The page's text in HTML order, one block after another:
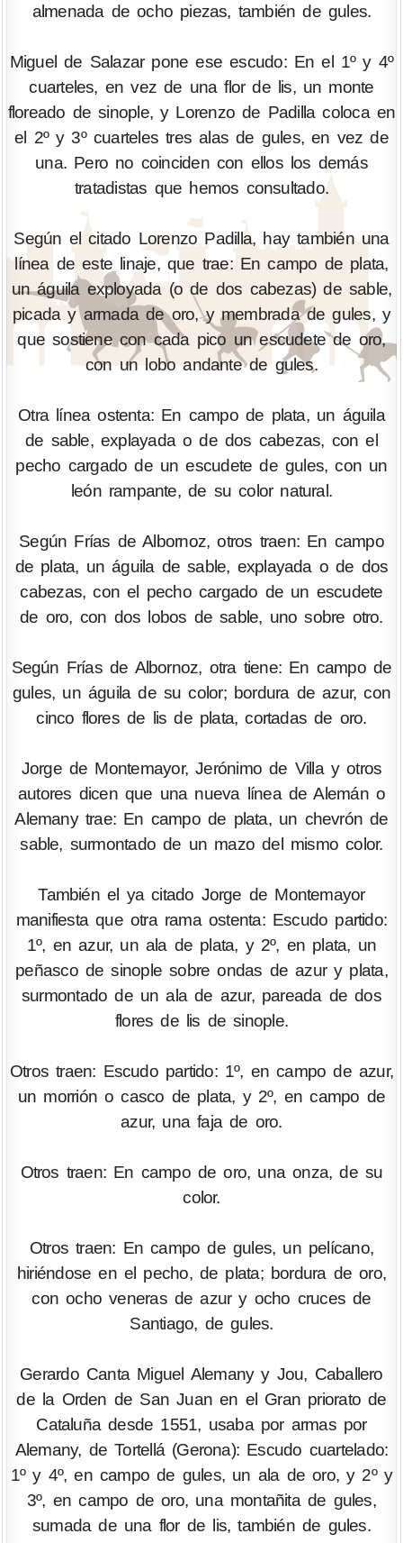
almenada de ocho piezas, también de gules.
Miguel de Salazar pone ese escudo: En el 1º y 4º
cuarteles, en vez de una flor de lis, un monte
floreado de sinople, y Lorenzo de Padilla coloca en
el 2º y 3º cuarteles tres alas de gules, en vez de
una. Pero no coinciden con ellos los demás
tratadistas que hemos consultado.
Según el citado Lorenzo Padilla, hay también una
línea de este linaje, que trae: En campo de plata,
un águila exployada (o de dos cabezas) de sable,
picada y armada de oro, y membrada de gules, y
que sostiene con cada pico un escudete de oro,
con un lobo andante de gules.
Otra línea ostenta: En campo de plata, un águila
de sable, explayada o de dos cabezas, con el
pecho cargado de un escudete de gules, con un
león rampante, de su color natural.
Según Frías de Albornoz, otros traen: En campo
de plata, un águila de sable, explayada o de dos
cabezas, con el pecho cargado de un escudete
de oro, con dos lobos de sable, uno sobre otro.
Según Frías de Albornoz, otra tiene: En campo de
gules, un águila de su color; bordura de azur, con
cinco flores de lis de plata, cortadas de oro.
Jorge de Montemayor, Jerónimo de Villa y otros
autores dicen que una nueva línea de Alemán o
Alemany trae: En campo de plata, un chevrón de
sable, surmontado de un mazo del mismo color.
También el ya citado Jorge de Montemayor
manifiesta que otra rama ostenta: Escudo partido:
1º, en azur, un ala de plata, y 2º, en plata, un
peñasco de sinople sobre ondas de azur y plata,
surmontado de un ala de azur, pareada de dos
flores de lis de sinople.
Otros traen: Escudo partido: 1º, en campo de azur,
un morrión o casco de plata, y 2º, en campo de
azur, una faja de oro.
Otros traen: En campo de oro, una onza, de su
color.
Otros traen: En campo de gules, un pelícano,
hiriéndose en el pecho, de plata; bordura de oro,
con ocho veneras de azur y ocho cruces de
Santiago, de gules.
Gerardo Canta Miguel Alemany y Jou, Caballero
de la Orden de San Juan en el Gran priorato de
Cataluña desde 1551, usaba por armas por
Alemany, de Tortellá (Gerona): Escudo cuartelado:
1º y 4º, en campo de gules, un ala de oro, y 2º y
3º, en campo de oro, una montañita de gules,
sumada de una flor de lis, también de gules.